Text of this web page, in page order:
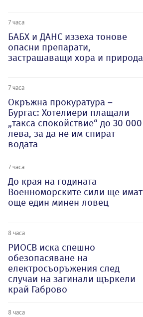
7 часа
БАБХ и ДАНС иззеха тонове
опасни препарати,
застрашаващи хора и природа
7 часа
Окръжна прокуратура –
Бургас: Хотелиери плащали
„такса спокойствие“ до 30 000
лева, за да не им спират
водата
7 часа
До края на годината
Военноморските сили ще имат
още един минен ловец
8 часа
РИОСВ иска спешно
обезопасяване на
електросъоръжения след
случаи на загинали щъркели
край Габрово
8 часа